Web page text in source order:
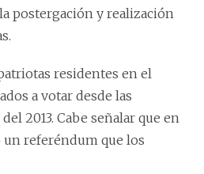
postergación y realización
residentes en el
a votar desde las
2013. Cabe señalar que en
un referéndum que los